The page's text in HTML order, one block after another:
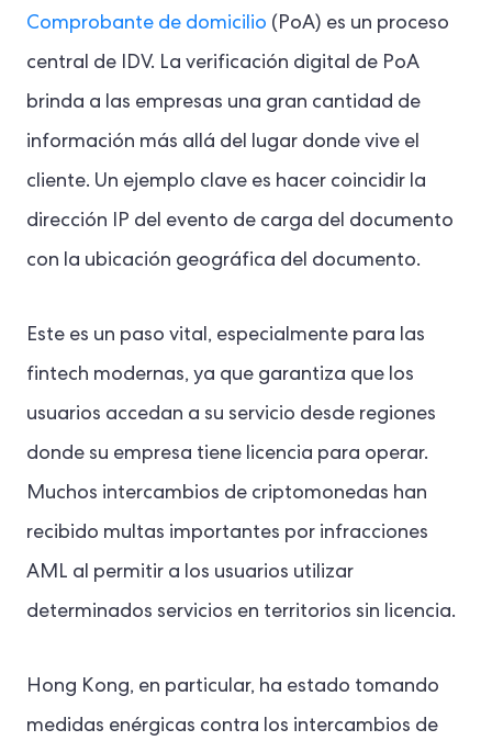
Comprobante de domicilio (PoA) es un proceso
central de IDV. La verificación digital de PoA
brinda a las empresas una gran cantidad de
información más allá del lugar donde vive el
cliente. Un ejemplo clave es hacer coincidir la
dirección IP del evento de carga del documento
con la ubicación geográfica del documento.
Este es un paso vital, especialmente para las
fintech modernas, ya que garantiza que los
usuarios accedan a su servicio desde regiones
donde su empresa tiene licencia para operar.
Muchos intercambios de criptomonedas han
recibido multas importantes por infracciones
AML al permitir a los usuarios utilizar
determinados servicios en territorios sin licencia.
Hong Kong, en particular, ha estado tomando
medidas enérgicas contra los intercambios de